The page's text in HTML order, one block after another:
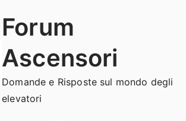
Forum
Ascensori
Domande e Risposte sul mondo degli
elevatori